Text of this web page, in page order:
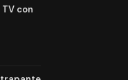
con